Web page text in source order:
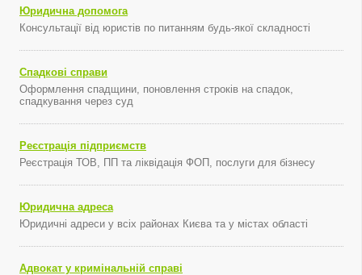
Юридична допомога
Консультації від юристів по питанням будь-якої складності
Спадкові справи
Оформлення спадщини, поновлення строків на спадок,
спадкування через суд
Реєстрація підприємств
Реєстрація ТОВ, ПП та ліквідація ФОП, послуги для бізнесу
Юридична адреса
Юридичні адреси у всіх районах Києва та у містах області
Адвокат у кримінальній справі